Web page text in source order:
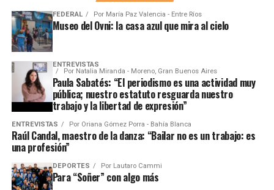
FEDERAL Por María Paz Valencia - Entre Ríos
Museo del Ovni: la casa azul que mira al cielo
ENTREVISTAS
Por Natalia Miranda - Moreno, Gran Buenos Aires
Paula Sabatés: “El periodismo es una actividad muy
pública; nuestro estatuto resguarda nuestro
trabajo y la libertad de expresión”
ENTREVISTAS Por Oriana Gómez Porra - Bahía Blanca
Raúl Candal, maestro de la danza: “Bailar no es un trabajo: es
una profesión”
DEPORTES Por Lautaro Cammi
Para “Soñer” con algo más